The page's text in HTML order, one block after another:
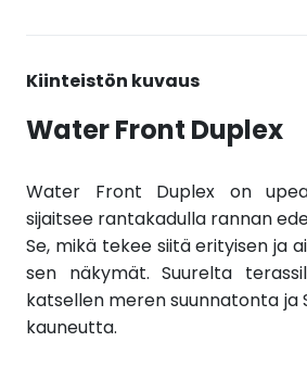
Kiinteistön kuvaus
Water Front Duplex
Water Front Duplex on
sijaitsee rantakadulla rannan
Se, mikä tekee siitä erityisen ja
sen näkymät. Suurelta
katsellen meren suunnatonta ja
kauneutta.